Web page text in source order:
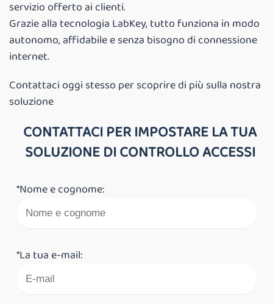
servizio offerto ai clienti.
Grazie alla tecnologia LabKey, tutto funziona in modo
autonomo, affidabile e senza bisogno di connessione
internet.
Contattaci oggi stesso per scoprire di più sulla nostra
soluzione
CONTATTACI PER IMPOSTARE LA TUA
SOLUZIONE DI CONTROLLO ACCESSI
*Nome e cognome:
*La tua e-mail: